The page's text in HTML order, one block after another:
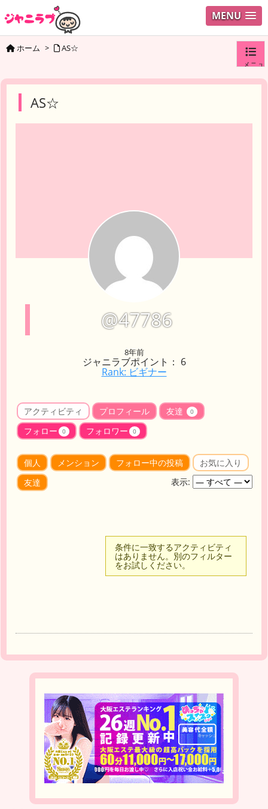
MENU
メニュ
ホーム > AS☆
AS☆
@47786
8年前
ジャニラブポイント： 6
Rank: ビギナー
アクティビティ プロフィール 友達 0
フォロー 0 フォロワー 0
個人 メンション フォロー中の投稿
お気に入り
友達
表示:
条件に一致するアクティビティ
はありません。別のフィルター
をお試しください。